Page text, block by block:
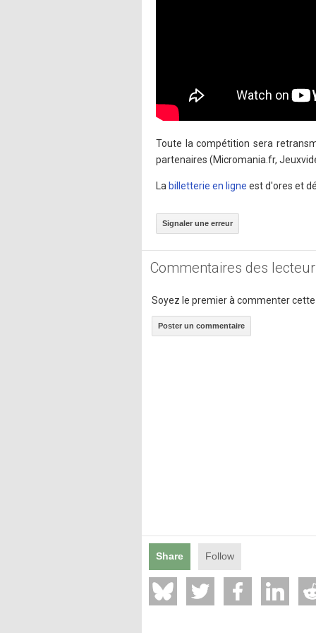
Toute la compétition sera
partenaires (Micromania.fr,
La billetterie en ligne est d'ores et
Signaler une erreur
Commentaires des
Soyez le premier à commenter
Poster un commentaire
Share Follow